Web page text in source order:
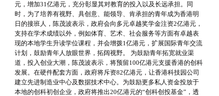
元，增加31亿港元，充分彰显其对教育的投入以及长远承担。同
时，为了培养有视野、具创意、能领导、肯承担的青年成为香港明
日的接班人，陈茂波表示，政府会向多元卓越奖学金注资2亿港元，
支持在学术成绩以外，例如体育、艺术、社会服务等方面有卓越表
现的本地学生升读学位课程，并会增拨1亿港元，扩展国际青年交流
计划，鼓励青年人放眼世界，拓阔视野。 为鼓励青年拓宽就业渠
道，投入创业大潮，陈茂波表示，将预留100亿港元支援香港的创科
发展。在硬件配套方面，政府将斥资82亿港元，让香港科技园公司
建立先进制造业中心及数据技术中心。为鼓励更多私人资金投放于
本地的创科初创企业，政府将推出20亿港元的“创科创投基金”，透